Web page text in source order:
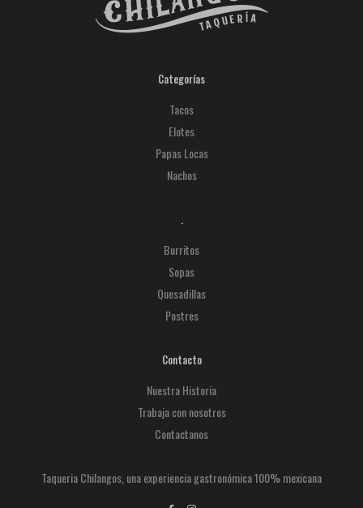
Categorías
Tacos
Elotes
Papas Locas
Nachos
.
Burritos
Sopas
Quesadillas
Postres
Contacto
Nuestra Historia
Trabaja con nosotros
Contactanos
Taqueria Chilangos, una experiencia gastronómica 100% mexicana